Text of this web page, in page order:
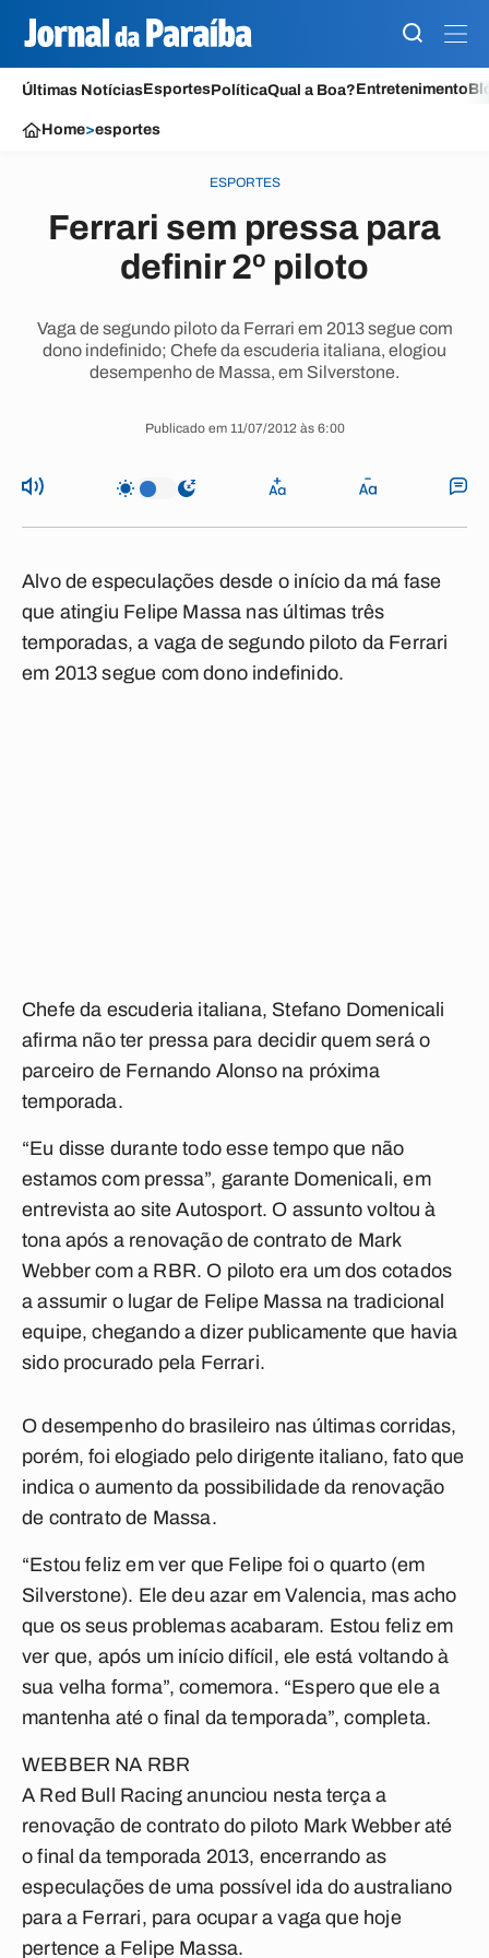
Últimas NotíciasEsportesPolíticaQual a Boa?Entretenimento
Home>esportes
ESPORTES
Ferrari sem pressa para
definir 2º piloto
Vaga de segundo piloto da Ferrari em 2013 segue com
dono indefinido; Chefe da escuderia italiana, elogiou
desempenho de Massa, em Silverstone.
Publicado em 11/07/2012 às 6:00
Alvo de especulações desde o início da má fase
que atingiu Felipe Massa nas últimas três
temporadas, a vaga de segundo piloto da Ferrari
em 2013 segue com dono indefinido.
Chefe da escuderia italiana, Stefano Domenicali
afirma não ter pressa para decidir quem será o
parceiro de Fernando Alonso na próxima
temporada.
“Eu disse durante todo esse tempo que não
estamos com pressa”, garante Domenicali, em
entrevista ao site Autosport. O assunto voltou à
tona após a renovação de contrato de Mark
Webber com a RBR. O piloto era um dos cotados
a assumir o lugar de Felipe Massa na tradicional
equipe, chegando a dizer publicamente que havia
sido procurado pela Ferrari.
O desempenho do brasileiro nas últimas corridas,
porém, foi elogiado pelo dirigente italiano, fato que
indica o aumento da possibilidade da renovação
de contrato de Massa.
“Estou feliz em ver que Felipe foi o quarto (em
Silverstone). Ele deu azar em Valencia, mas acho
que os seus problemas acabaram. Estou feliz em
ver que, após um início difícil, ele está voltando à
sua velha forma”, comemora. “Espero que ele a
mantenha até o final da temporada”, completa.
WEBBER NA RBR
A Red Bull Racing anunciou nesta terça a
renovação de contrato do piloto Mark Webber até
o final da temporada 2013, encerrando as
especulações de uma possível ida do australiano
para a Ferrari, para ocupar a vaga que hoje
pertence a Felipe Massa.